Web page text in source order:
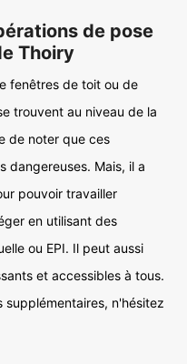
de pose
Thoiry
fenêtres de toit ou de
trouvent au niveau de la
de noter que ces
dangereuses. Mais, il a
pouvoir travailler
en utilisant des
ou EPI. Il peut aussi
et accessibles à tous.
supplémentaires, n'hésitez